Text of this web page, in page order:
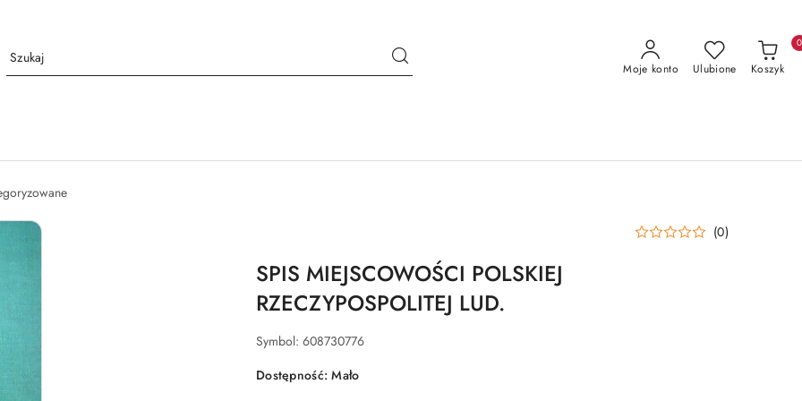
Moje konto Ulubione Koszyk
0
(0)
SPIS MIEJSCOWOŚCI POLSKIEJ
RZECZYPOSPOLITEJ LUD.
Symbol: 608730776
Dostępność:Mało